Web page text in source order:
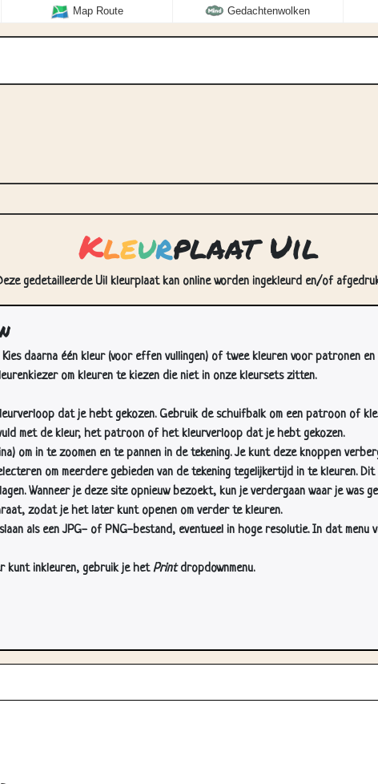
Map Route Gedachtenwolken
Kleurplaat Uil
gedetailleerde Uil kleurplaat kan online worden ingekleurd en/of
daarna één kleur (voor effen vullingen) of twee kleuren voor patronen en
om kleuren te kiezen die niet in onze kleursets zitten.
dat je hebt gekozen. Gebruik de schuifbalk om een patroon of
met de kleur, het patroon of het kleurverloop dat je hebt gekozen.
om in te zoomen en te pannen in de tekening. Je kunt deze knoppen
om meerdere gebieden van de tekening tegelijkertijd in te kleuren. Dit
Wanneer je deze site opnieuw bezoekt, kun je verdergaan waar je was
zodat je het later kunt openen om verder te kleuren.
als een JPG- of PNG-bestand, eventueel in hoge resolutie. In dat
kunt inkleuren, gebruik je hetPrintdropdownmenu.